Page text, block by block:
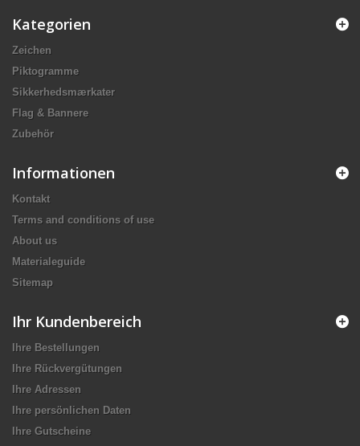
Kategorien
Zeichen
Piktogramme
Sikkerhedsmærkater
Flag & Bannere
Zubehör
Informationen
Kontakt
Terms and conditions of use
About us
Materialeguide
Sitemap
Ihr Kundenbereich
Ihre Bestellungen
Ihre Rückvergütungen
Ihre Adressen
Ihre persönlichen Daten
Ihre Gutscheine